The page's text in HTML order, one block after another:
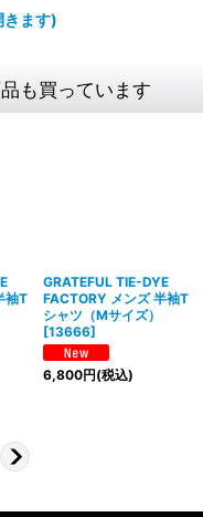
きます)
も買っています
袖T
GRATEFUL TIE-DYE
FACTORY メンズ 半袖T
シャツ（Mサイズ）
[13666]
6,800円(税込)